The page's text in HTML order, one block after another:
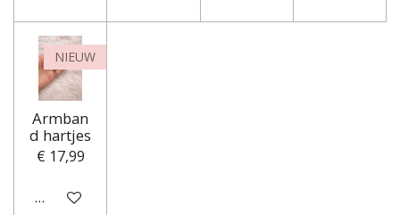
NIEUW
Armban
d hartjes
€ 17,99
In winkelwagen